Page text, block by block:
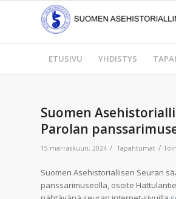
ETUSIVU YHDISTYS
Suomen
Parolan
15 marraskuun, 2024 / Tapahtumat /
Suomen Asehistoriallisen Seuran
panssarimuseolla, osoite